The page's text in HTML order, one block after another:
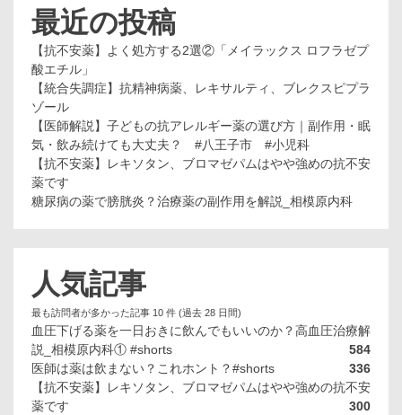
最近の投稿
【抗不安薬】よく処方する2選②「メイラックス ロフラゼプ
酸エチル」
【統合失調症】抗精神病薬、レキサルティ、ブレクスピプラ
ゾール
【医師解説】子どもの抗アレルギー薬の選び方｜副作用・眠
気・飲み続けても大丈夫？ #八王子市 #小児科
【抗不安薬】レキソタン、ブロマゼパムはやや強めの抗不安
薬です
糖尿病の薬で膀胱炎？治療薬の副作用を解説_相模原内科
人気記事
最も訪問者が多かった記事 10 件 (過去 28 日間)
血圧下げる薬を一日おきに飲んでもいいのか？高血圧治療解
説_相模原内科① #shorts
584
医師は薬は飲まない？これホント？#shorts
336
【抗不安薬】レキソタン、ブロマゼパムはやや強めの抗不安
薬です
300